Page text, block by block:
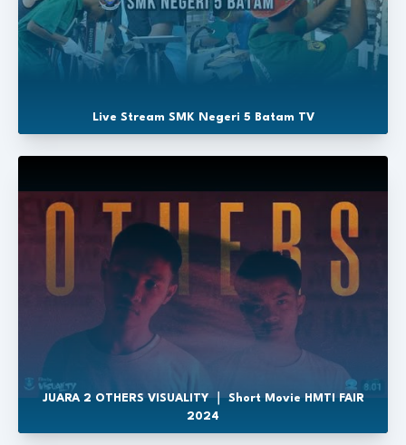
Live Stream SMK Negeri 5 Batam TV
JUARA 2 OTHERS VISUALITY ｜ Short Movie HMTI FAIR
2024